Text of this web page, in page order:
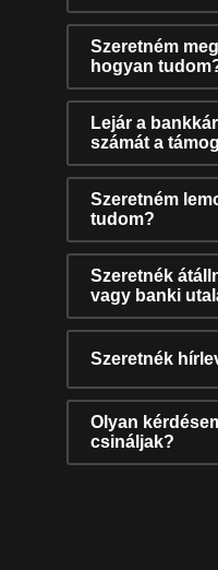
Szeretném
hogyan
Lejár a
számát a
Szeretném
tudom?
Szeretnék
vagy banki
Szeretnék
Olyan
csináljak?